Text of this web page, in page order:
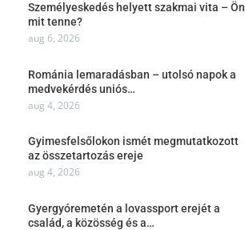
Személyeskedés helyett szakmai vita – Ön
mit tenne?
aug 6, 2026
Románia lemaradásban – utolsó napok a
medvekérdés uniós…
aug 4, 2026
Gyimesfelsőlokon ismét megmutatkozott
az összetartozás ereje
aug 4, 2026
Gyergyóremetén a lovassport erejét a
család, a közösség és a…